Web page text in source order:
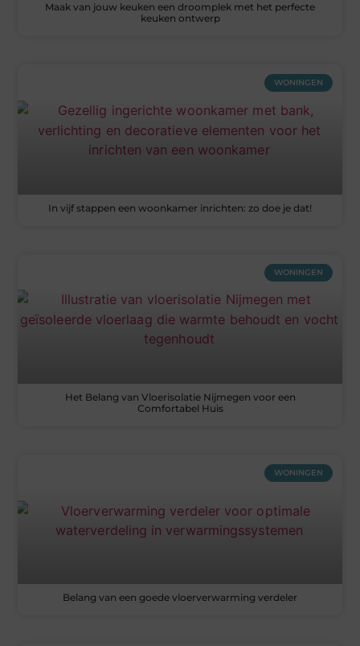
Maak van jouw keuken een droomplek met het perfecte
keuken ontwerp
WONINGEN
In vijf stappen een woonkamer inrichten: zo doe je dat!
WONINGEN
Het Belang van Vloerisolatie Nijmegen voor een
Comfortabel Huis
WONINGEN
Belang van een goede vloerverwarming verdeler